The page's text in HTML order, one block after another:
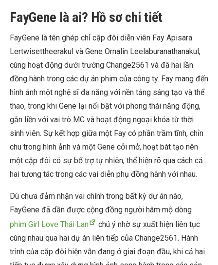
FayGene là ai? Hồ sơ chi tiết
FayGene là tên ghép chỉ cặp đôi diễn viên Fay Apisara
Lertwisettheerakul và Gene Ornalin Leelaburanathanakul,
cùng hoạt động dưới trướng Change2561 và đã hai lần
đồng hành trong các dự án phim của công ty. Fay mang đến
hình ảnh một nghệ sĩ đa năng với nền tảng sáng tạo và thể
thao, trong khi Gene lại nổi bật với phong thái năng động,
gắn liền với vai trò MC và hoạt động ngoại khóa từ thời
sinh viên. Sự kết hợp giữa một Fay có phần trầm tĩnh, chỉn
chu trong hình ảnh và một Gene cởi mở, hoạt bát tạo nên
một cặp đôi có sự bổ trợ tự nhiên, thể hiện rõ qua cách cả
hai tương tác trong các vai diễn phụ đồng hành với nhau.
Dù chưa đảm nhận vai chính trong bất kỳ dự án nào,
FayGene đã dần được cộng đồng người hâm mộ dòng
phim Girl Love Thái Lan
chú ý nhờ sự xuất hiện liên tục
cùng nhau qua hai dự án liên tiếp của Change2561. Hành
trình của cặp đôi hiện vẫn đang ở giai đoạn đầu, khi cả hai